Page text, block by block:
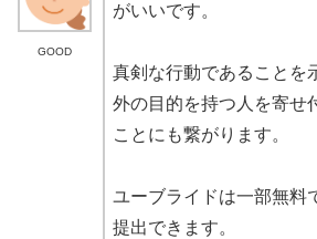
GOOD
がいいです。
真剣な行動であることを
外の目的を持つ人を寄せ
ことにも繋がります。
ユーブライドは一部無料
提出できます。